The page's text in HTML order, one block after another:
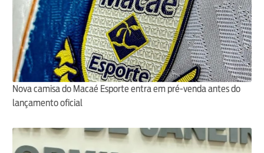
Nova camisa do Macaé Esporte entra em pré-venda antes do
lançamento oficial